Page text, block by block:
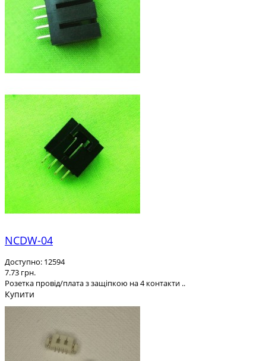
NCDW-04
Доступно: 12594
7.73 грн.
Розетка провід/плата з защіпкою на 4 контакти ..
Купити